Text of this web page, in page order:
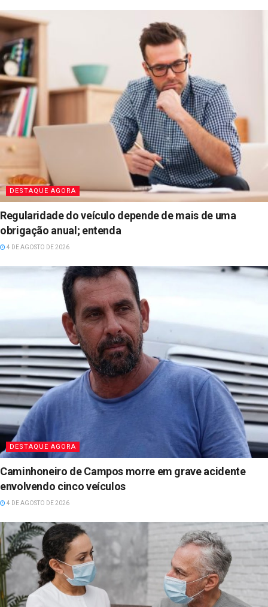
DESTAQUE AGORA
Regularidade do veículo depende de mais de uma
obrigação anual; entenda
4 DE AGOSTO DE 2026
DESTAQUE AGORA
Caminhoneiro de Campos morre em grave acidente
envolvendo cinco veículos
4 DE AGOSTO DE 2026